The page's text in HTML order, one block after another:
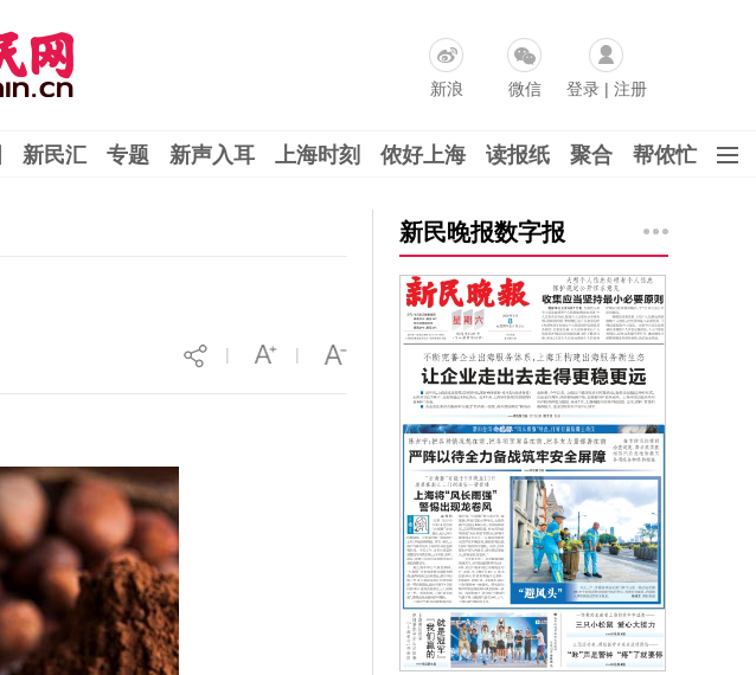
新浪
微信 登录| 注册
新民汇 专题 新声入耳 上海时刻 侬好上海 读报纸 聚合 帮侬忙
|
|
新民晚报数字报